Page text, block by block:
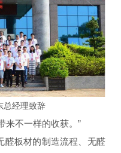
总经理致辞
不一样的收获。”
板材的制造流程、无醛